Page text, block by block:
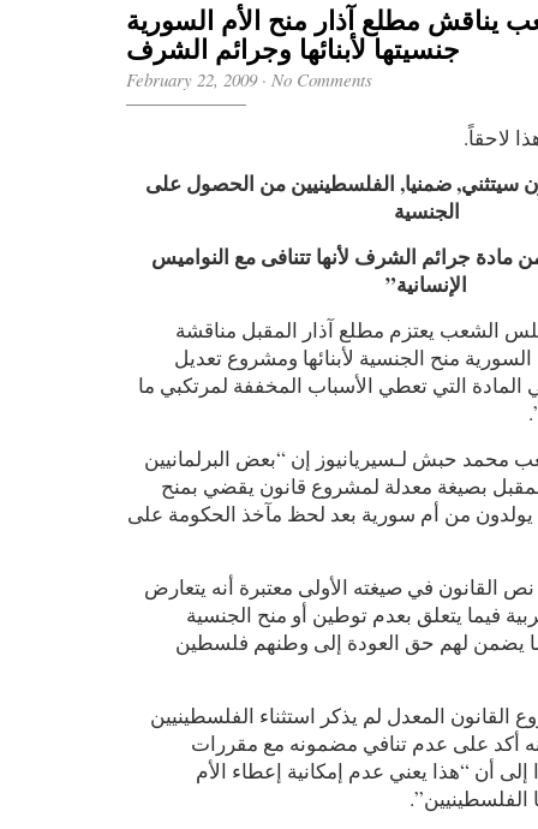
يناقش مطلع آذار منح الأم السورية
جنسيتها لأبنائها وجرائم الشرف
February 22, 2009· No Comments
لاحقاً.
ضمنيا, الفلسطينيين من الحصول على
الجنسية
مادة جرائم الشرف لأنها تتنافى مع النواميس
الإنسانية”
الشعب يعتزم مطلع آذار المقبل مناقشة
منح الجنسية لأبنائها ومشروع تعديل
المادة التي تعطي الأسباب المخففة لمرتكبي ما
حبش لـسيريانيوز إن “بعض البرلمانيين
بصيغة معدلة لمشروع قانون يقضي بمنح
يولدون من أم سورية بعد لحظ مآخذ الحكومة على
القانون في صيغته الأولى معتبرة أنه يتعارض
فيما يتعلق بعدم توطين أو منح الجنسية
يضمن لهم حق العودة إلى وطنهم فلسطين
المعدل لم يذكر استثناء الفلسطينيين
أكد على عدم تنافي مضمونه مع مقررات
إلى أن “هذا يعني عدم إمكانية إعطاء الأم
الفلسطينيين”.